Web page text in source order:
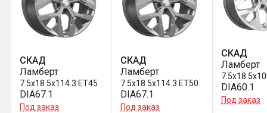
СКАД
Ламберт
7.5x18 5x114.3 ET45
DIA67.1
Под заказ
СКАД
Ламберт
7.5x18 5x114.3 ET50
DIA67.1
Под заказ
СКАД
Ламберт
7.5x18
DIA60.1
Под заказ